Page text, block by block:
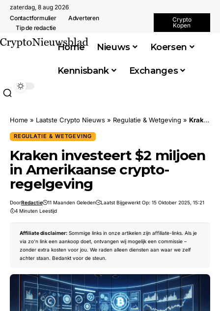
zaterdag, 8 aug 2026
Contactformulier
Adverteren
Tip de redactie
Crypto
Kopen
Home Nieuws Koersen
Kennisbank Exchanges
Home » Laatste Crypto Nieuws » Regulatie & Wetgeving » Kraken investeert $2 miljoen in Amerikaanse crypto-regelgeving
REGULATIE & WETGEVING
Kraken investeert $2 miljoen
in Amerikaanse crypto-
regelgeving
DoorRedactie 11 Maanden Geleden
Laatst Bijgewerkt Op: 15 Oktober 2025, 15:21
4 Minuten Leestijd
Affiliate disclaimer: Sommige links in onze artikelen zijn affiliate-links. Als je
via zo’n link een aankoop doet, ontvangen wij mogelijk een commissie –
zonder extra kosten voor jou. We raden alleen diensten aan waar we zelf
achter staan. Bedankt voor de steun.